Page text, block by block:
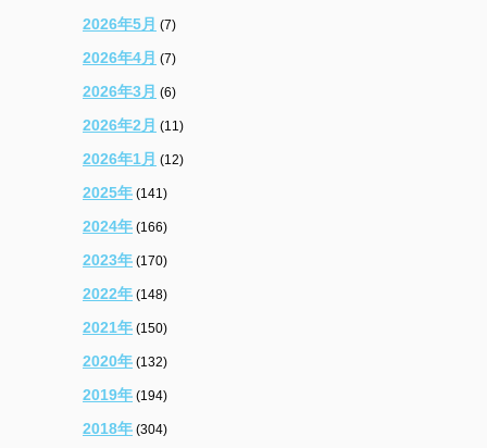
2026年5月 (7)
2026年4月 (7)
2026年3月 (6)
2026年2月 (11)
2026年1月 (12)
2025年 (141)
2024年 (166)
2023年 (170)
2022年 (148)
2021年 (150)
2020年 (132)
2019年 (194)
2018年 (304)